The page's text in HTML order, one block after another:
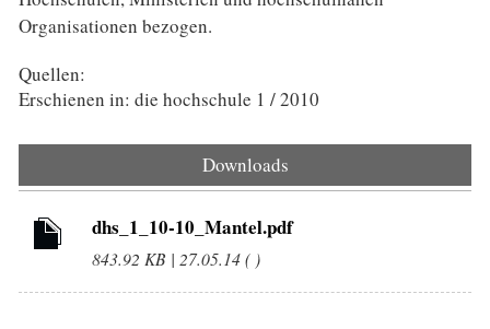
Organisationen bezogen.
Quellen:
Erschienen in: die hochschule 1 / 2010
Downloads
dhs_1_10-10_Mantel.pdf
843.92 KB | 27.05.14 ( )